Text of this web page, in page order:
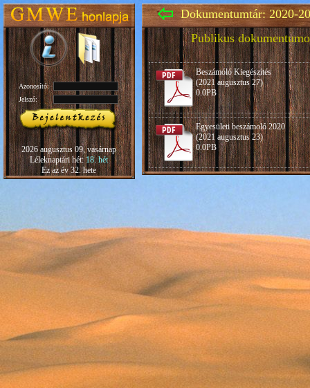
Azonosító:
Jelszó:
2026 augusztus 09, vasárnap
Léleknaptári hét:18. hét
Ez az év 32. hete
Dokumentumtár: 2020-
Publikus
Beszámóló Kiegészítés
(2021 augusztus 27)
0.0PB
Egyesületi beszámoló 2020
(2021 augusztus 23)
0.0PB